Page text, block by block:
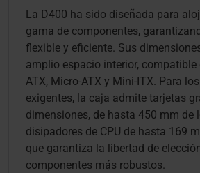
La D400 ha sido diseñada para
gama de componentes,
flexible y eficiente. Sus
amplio espacio interior,
ATX, Micro-ATX y Mini-ITX. Para
exigentes, la caja admite tarjetas
dimensiones, de hasta 450 mm de
disipadores de CPU de hasta 169
que garantiza la libertad de
componentes más robustos.